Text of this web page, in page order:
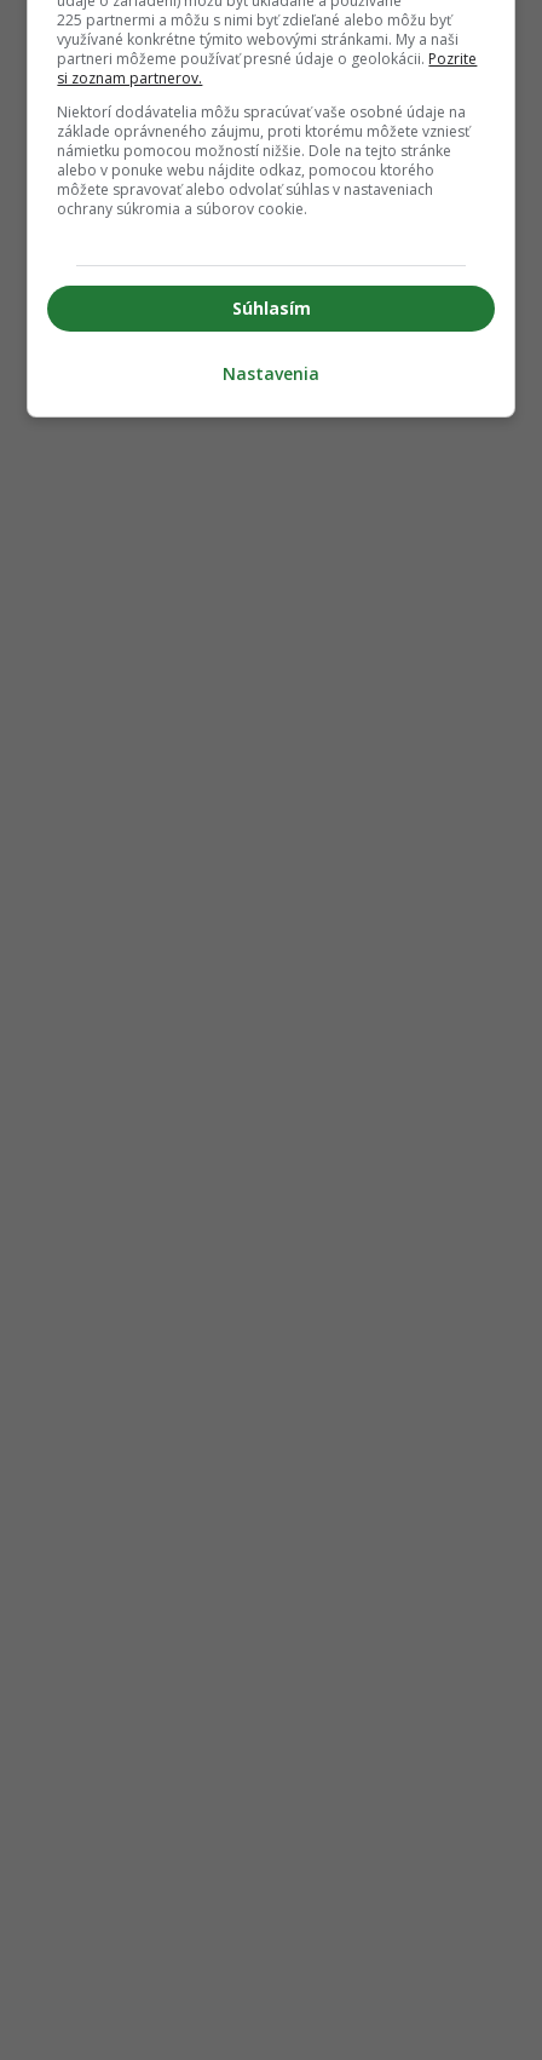
225 partnermi a môžu s nimi byť zdieľané alebo môžu byť
využívané konkrétne týmito webovými stránkami. My a naši
partneri môžeme používať presné údaje o geolokácii. Pozrite
si zoznam partnerov.
Niektorí dodávatelia môžu spracúvať vaše osobné údaje na
základe oprávneného záujmu, proti ktorému môžete vzniesť
námietku pomocou možností nižšie. Dole na tejto stránke
alebo v ponuke webu nájdite odkaz, pomocou ktorého
môžete spravovať alebo odvolať súhlas v nastaveniach
ochrany súkromia a súborov cookie.
Súhlasím
Nastavenia